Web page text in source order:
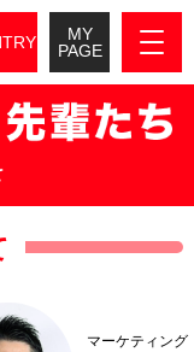
MY
PAGE
マーケティング